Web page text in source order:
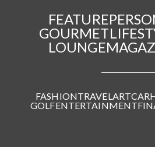
FEATURE
GOURMET
LOUNGE
FASHIONTRAVELARTCAR
GOLFENTERTAINMENT